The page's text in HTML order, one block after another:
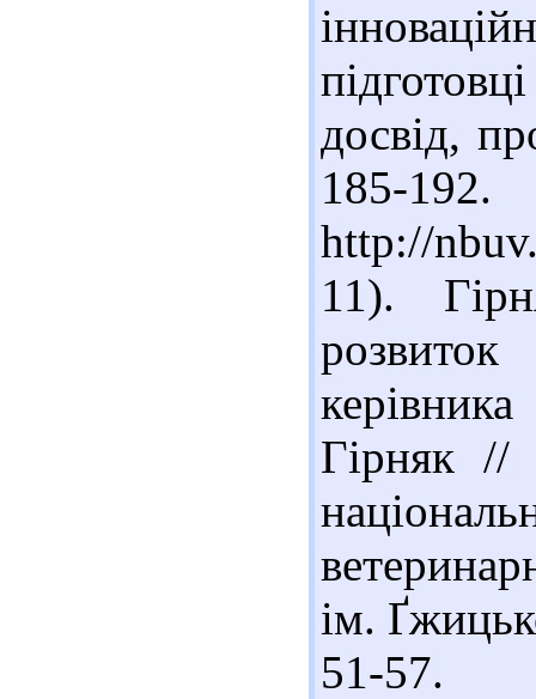
досвід,
http://
11).
Гірняк //
ім.